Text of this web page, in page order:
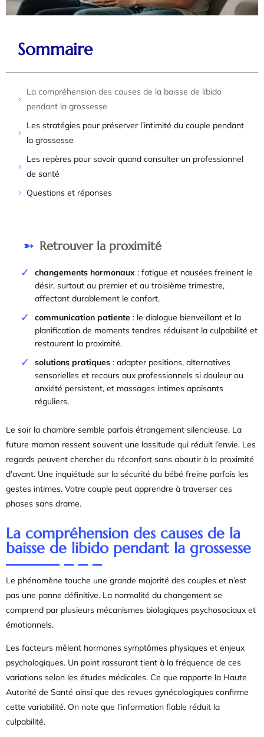
Sommaire
La compréhension des causes de la baisse de libido
pendant la grossesse
Les stratégies pour préserver l’intimité du couple pendant
la grossesse
Les repères pour savoir quand consulter un professionnel
de santé
Questions et réponses
Retrouver la proximité
changements hormonaux : fatigue et nausées freinent le
désir, surtout au premier et au troisième trimestre,
affectant durablement le confort.
communication patiente : le dialogue bienveillant et la
planification de moments tendres réduisent la culpabilité et
restaurent la proximité.
solutions pratiques : adapter positions, alternatives
sensorielles et recours aux professionnels si douleur ou
anxiété persistent, et massages intimes apaisants
réguliers.
Le soir la chambre semble parfois étrangement silencieuse. La
future maman ressent souvent une lassitude qui réduit l’envie. Les
regards peuvent chercher du réconfort sans aboutir à la proximité
d’avant. Une inquiétude sur la sécurité du bébé freine parfois les
gestes intimes. Votre couple peut apprendre à traverser ces
phases sans drame.
La compréhension des causes de la
baisse de libido pendant la grossesse
Le phénomène touche une grande majorité des couples et n’est
pas une panne définitive. La normalité du changement se
comprend par plusieurs mécanismes biologiques psychosociaux et
émotionnels.
Les facteurs mêlent hormones symptômes physiques et enjeux
psychologiques. Un point rassurant tient à la fréquence de ces
variations selon les études médicales. Ce que rapporte la Haute
Autorité de Santé ainsi que des revues gynécologiques confirme
cette variabilité. On note que l’information fiable réduit la
culpabilité.